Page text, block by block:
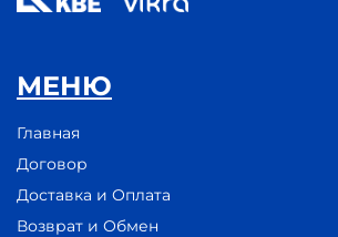
МЕНЮ
Главная
Договор
Доставка и Оплата
Возврат и Обмен